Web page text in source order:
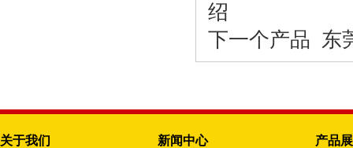
绍
下一个产品 东
关于我们 新闻中心 产品